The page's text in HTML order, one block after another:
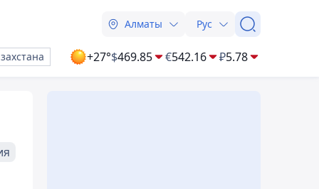
Алматы Рус
+27°$469.85 €542.16 ₽5.78